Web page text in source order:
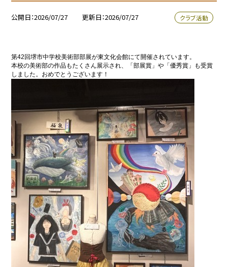
公開日 2026/07/27 更新日 2026/07/27 クラブ活動
第42回堺市中学校美術部部展が東文化会館にて開催されています。
本校の美術部の作品もたくさん展示され、「部展賞」や「優秀賞」も受賞
しました。おめでとうございます！